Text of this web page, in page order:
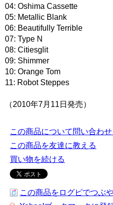
04: Oshima Cassette
05: Metallic Blank
06: Beautifully Terrible
07: Type N
08: Citiesglit
09: Shimmer
10: Orange Tom
11: Robot Steppes
（2010年7月11日発売）
この商品について問い合わせ
この商品を友達に教える
買い物を続ける
この商品をログピでつぶや